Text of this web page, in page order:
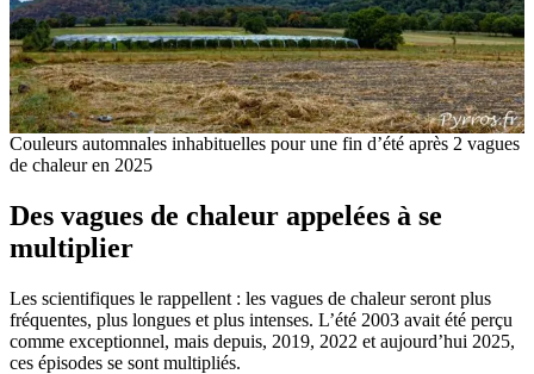
Couleurs automnales inhabituelles pour une fin d’été après 2 vagues
de chaleur en 2025
Des vagues de chaleur appelées à se
multiplier
Les scientifiques le rappellent : les vagues de chaleur seront plus
fréquentes, plus longues et plus intenses. L’été 2003 avait été perçu
comme exceptionnel, mais depuis, 2019, 2022 et aujourd’hui 2025,
ces épisodes se sont multipliés.